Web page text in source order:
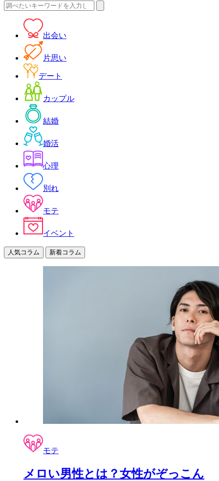
検
出会い
片思い
デート
カップル
結婚
婚活
心理
別れ
モテ
イベント
人気コラム 新着コラム
モテ
メロい男性とは？女性がぞっこん